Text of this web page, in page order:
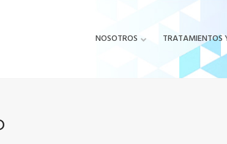
NOSOTROS TRATAMIENTOS